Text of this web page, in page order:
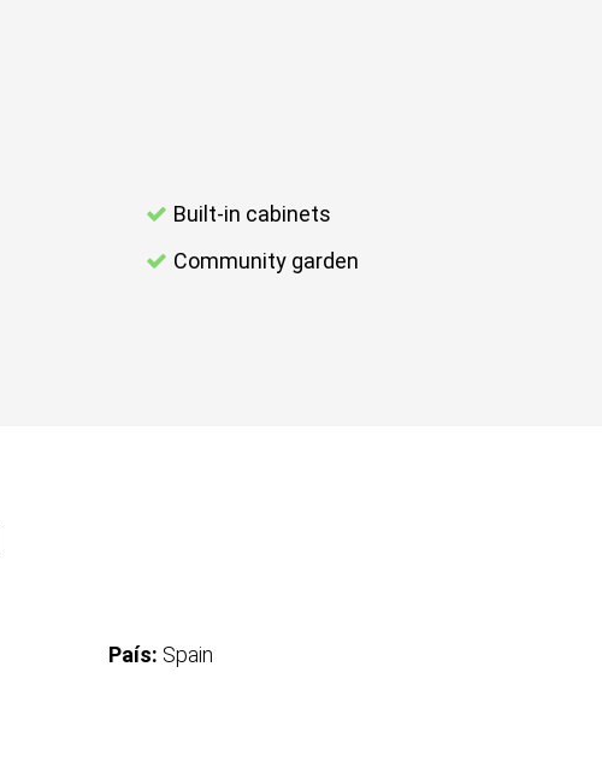
Built-in cabinets
Community garden
País: Spain